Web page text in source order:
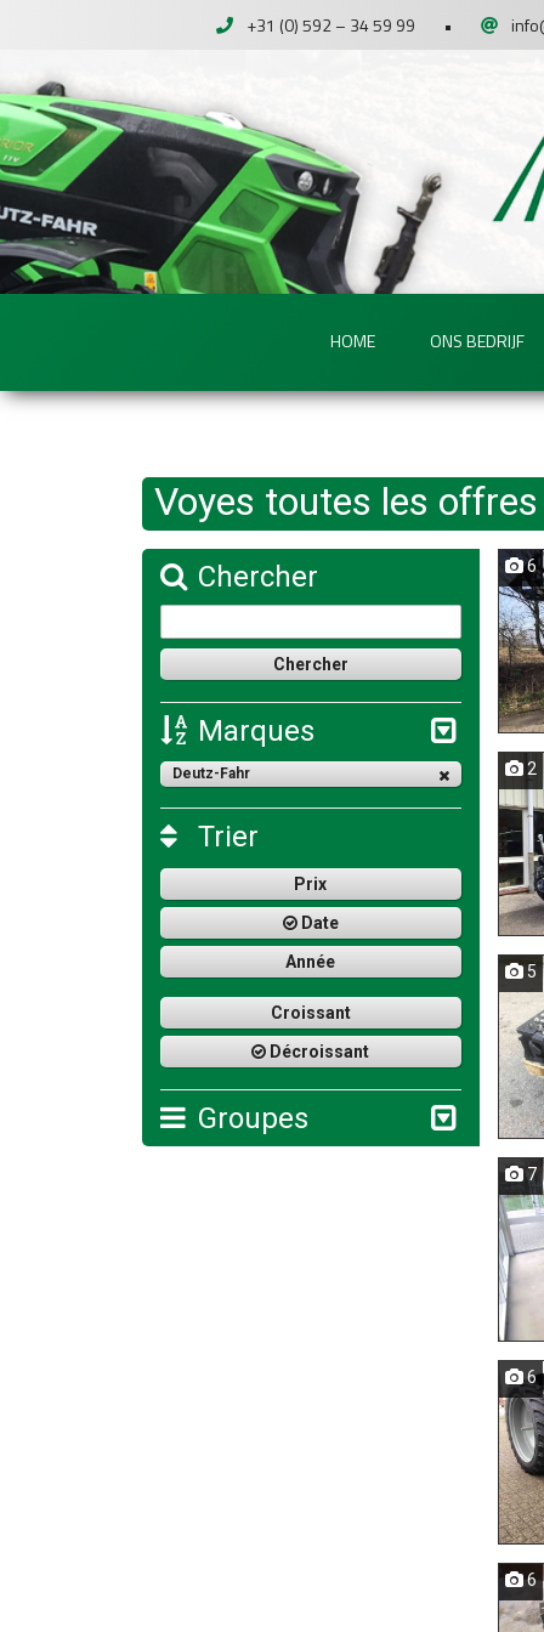
+31 (0) 592 – 34 59 99 •
HOME ONS BEDRIJF
Voyes toutes les
Chercher
Marques
Deutz-Fahr
Trier
Prix
Date
Année
Croissant
Décroissant
Groupes
6
2
5
7
6
6